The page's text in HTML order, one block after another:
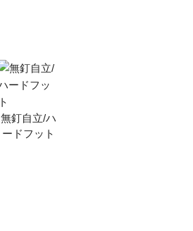
無釘自立/ハ
ードフット